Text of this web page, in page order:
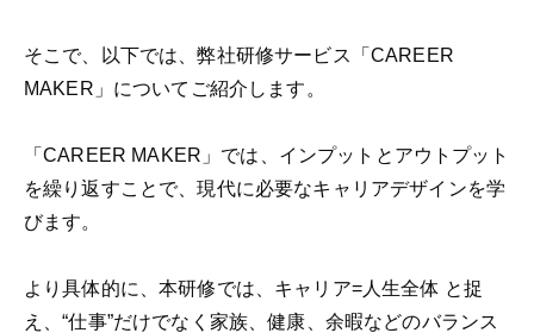
そこで、以下では、弊社研修サービス「CAREER
MAKER」についてご紹介します。
「CAREER MAKER」では、インプットとアウトプット
を繰り返すことで、現代に必要なキャリアデザインを学
びます。
より具体的に、本研修では、キャリア=人生全体 と捉
え、“仕事”だけでなく家族、健康、余暇などのバランス